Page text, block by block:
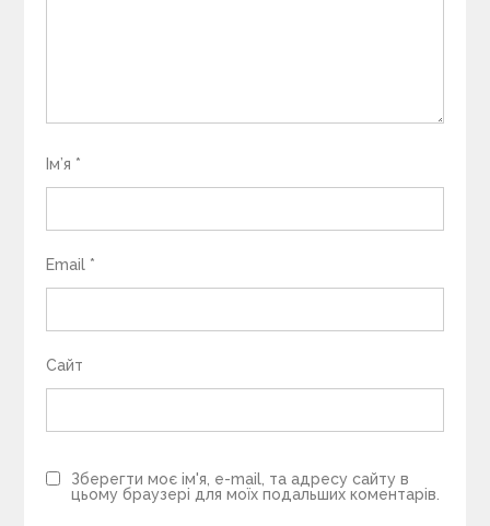
Ім’я *
Email *
Сайт
Зберегти моє ім'я, e-mail, та адресу сайту в
цьому браузері для моїх подальших коментарів.